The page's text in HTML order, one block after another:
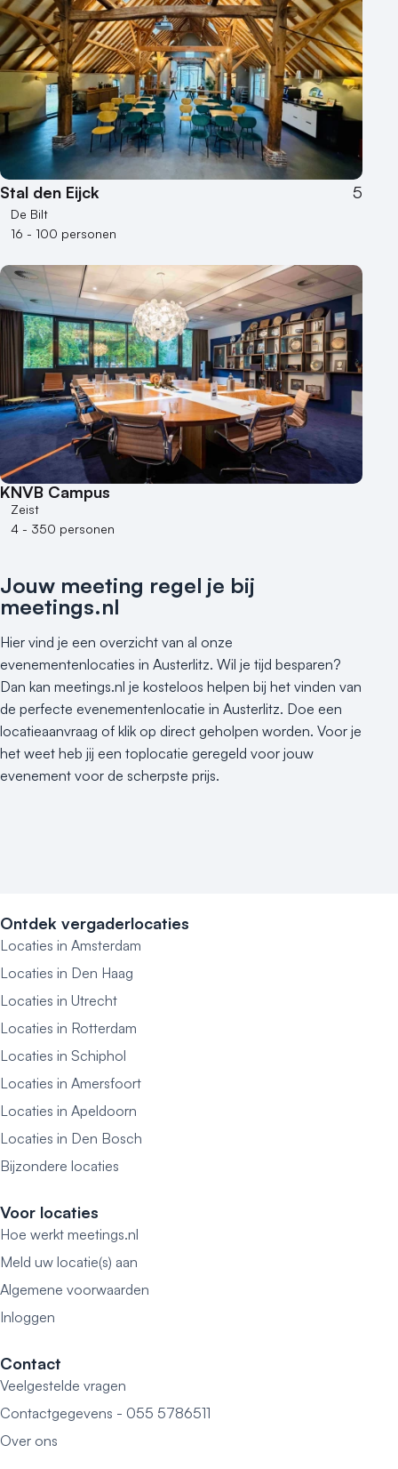
Stal den Eijck 5
De Bilt
16 - 100 personen
KNVB Campus
Zeist
4 - 350 personen
Jouw meeting regel je bij
meetings.nl
Hier vind je een overzicht van al onze
evenementenlocaties in Austerlitz. Wil je tijd besparen?
Dan kan meetings.nl je kosteloos helpen bij het vinden van
de perfecte evenementenlocatie in Austerlitz. Doe een
locatieaanvraag of klik op direct geholpen worden. Voor je
het weet heb jij een toplocatie geregeld voor jouw
evenement voor de scherpste prijs.
Ontdek vergaderlocaties
Locaties in Amsterdam
Locaties in Den Haag
Locaties in Utrecht
Locaties in Rotterdam
Locaties in Schiphol
Locaties in Amersfoort
Locaties in Apeldoorn
Locaties in Den Bosch
Bijzondere locaties
Voor locaties
Hoe werkt meetings.nl
Meld uw locatie(s) aan
Algemene voorwaarden
Inloggen
Contact
Veelgestelde vragen
Contactgegevens - 055 5786511
Over ons